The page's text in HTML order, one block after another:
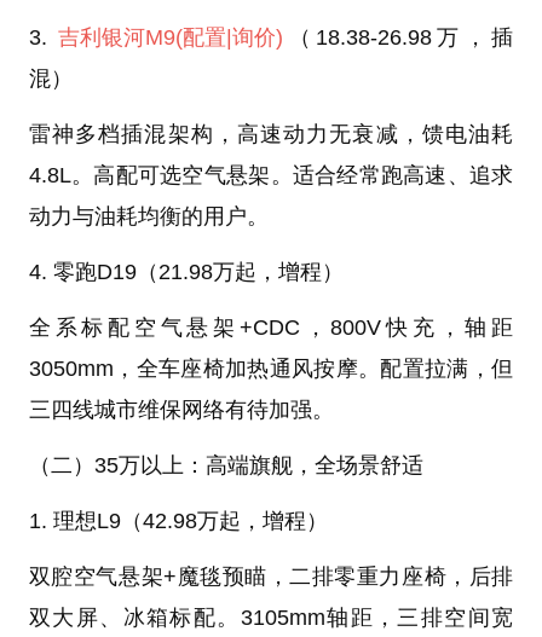
3.吉利银河M9(配置 |询价) （18.38-26.98万，插
混）
雷神多档插混架构，高速动力无衰减，馈电油耗
4.8L。高配可选空气悬架。适合经常跑高速、追求
动力与油耗均衡的用户。
4. 零跑D19（21.98万起，增程）
全系标配空气悬架+CDC，800V快充，轴距
3050mm，全车座椅加热通风按摩。配置拉满，但
三四线城市维保网络有待加强。
（二）35万以上：高端旗舰，全场景舒适
1. 理想L9（42.98万起，增程）
双腔空气悬架+魔毯预瞄，二排零重力座椅，后排
双大屏、冰箱标配。3105mm轴距，三排空间宽